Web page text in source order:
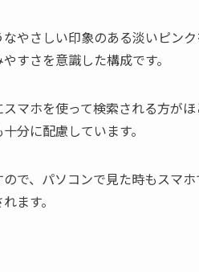
やさしい印象のある淡いピン
すさを意識した構成です。
マホを使って検索される方が
分に配慮しています。
で、パソコンで見た時もスマ
ます。